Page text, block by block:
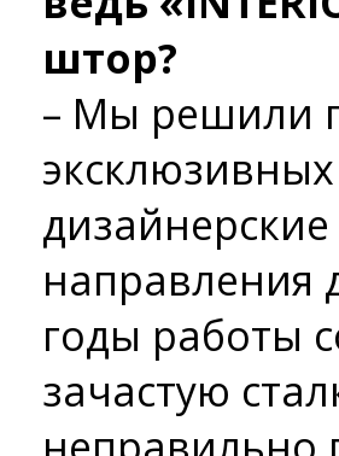
штор?
– Мы решили
направления
годы работы
зачастую